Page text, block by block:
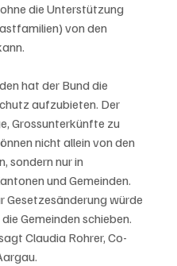
die Unterstützung
von den
hat der Bund die
aufzubieten. Der
Grossunterkünfte zu
nicht allein von den
sondern nur in
und Gemeinden.
Gesetzesänderung würde
Gemeinden schieben.
Claudia Rohrer, Co-